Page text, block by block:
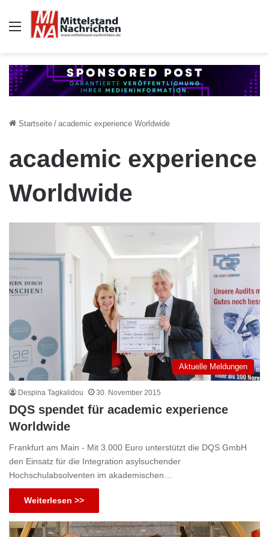
Auswahl
Startseite / academic experience Worldwide
academic experience
Worldwide
Aktuelle Meldungen
Despina Tagkalidou 30. November 2015
DQS spendet für academic experience
Worldwide
Frankfurt am Main - Mit 3.000 Euro unterstützt die DQS GmbH
den Einsatz für die Integration asylsuchender
Hochschulabsolventen im akademischen…
Weiterlesen >>